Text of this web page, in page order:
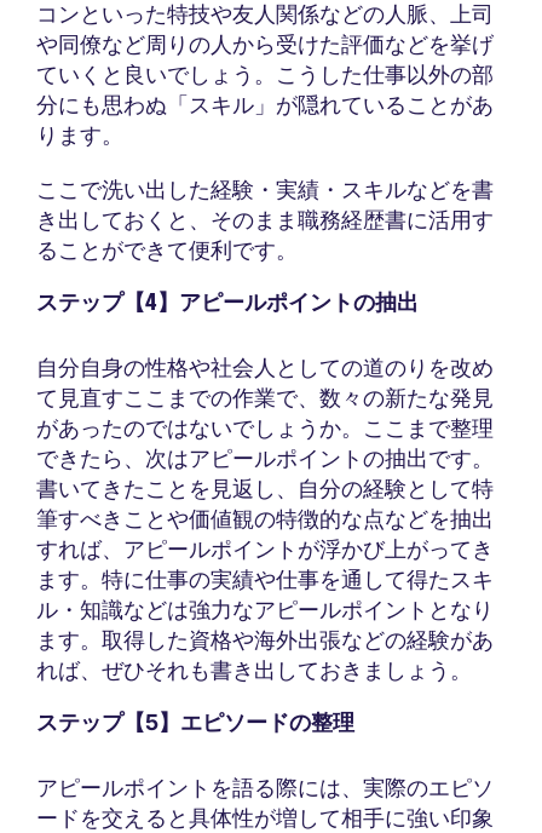
コンといった特技や友人関係などの人脈、上司
や同僚など周りの人から受けた評価などを挙げ
ていくと良いでしょう。こうした仕事以外の部
分にも思わぬ「スキル」が隠れていることがあ
ります。
ここで洗い出した経験・実績・スキルなどを書
き出しておくと、そのまま職務経歴書に活用す
ることができて便利です。
ステップ【4】アピールポイントの抽出
自分自身の性格や社会人としての道のりを改め
て見直すここまでの作業で、数々の新たな発見
があったのではないでしょうか。ここまで整理
できたら、次はアピールポイントの抽出です。
書いてきたことを見返し、自分の経験として特
筆すべきことや価値観の特徴的な点などを抽出
すれば、アピールポイントが浮かび上がってき
ます。特に仕事の実績や仕事を通して得たスキ
ル・知識などは強力なアピールポイントとなり
ます。取得した資格や海外出張などの経験があ
れば、ぜひそれも書き出しておきましょう。
ステップ【5】エピソードの整理
アピールポイントを語る際には、実際のエピソ
ードを交えると具体性が増して相手に強い印象